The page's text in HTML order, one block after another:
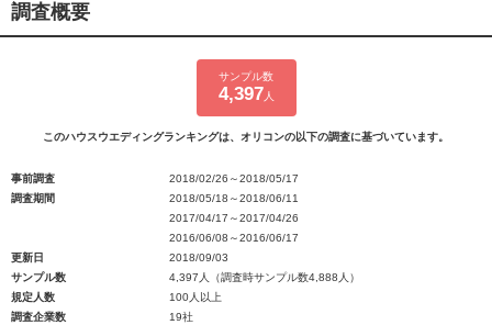
調査概要
サンプル数
4,397 人
このハウスウエディングランキングは、オリコンの以下の調査に基づいています。
事前調査
2018/02/26～2018/05/17
調査期間
2018/05/18～2018/06/11
2017/04/17～2017/04/26
2016/06/08～2016/06/17
更新日
2018/09/03
サンプル数
4,397人（調査時サンプル数4,888人）
規定人数
100人以上
調査企業数
19社